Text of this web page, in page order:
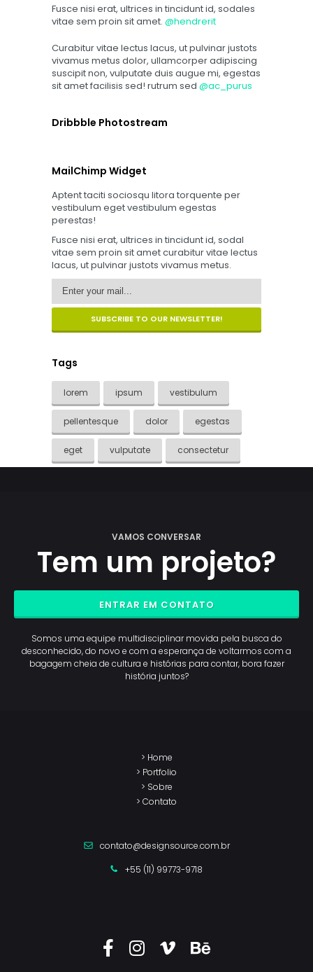
Fusce nisi erat, ultrices in tincidunt id, sodales
vitae sem proin sit amet. @hendrerit
Curabitur vitae lectus lacus, ut pulvinar justots
vivamus metus dolor, ullamcorper adipiscing
suscipit non, vulputate duis augue mi, egestas
sit amet facilisis sed! rutrum sed @ac_purus
Dribbble Photostream
MailChimp Widget
Aptent taciti sociosqu litora torquente per
vestibulum eget vestibulum egestas
perestas!
Fusce nisi erat, ultrices in tincidunt id, sodal
vitae sem proin sit amet curabitur vitae lectus
lacus, ut pulvinar justots vivamus metus.
Tags
lorem ipsum vestibulum
pellentesque dolor egestas
eget vulputate consectetur
VAMOS CONVERSAR
Tem um projeto?
ENTRAR EM CONTATO
Somos uma equipe multidisciplinar movida pela busca do
desconhecido, do novo e com a esperança de voltarmos com a
bagagem cheia de cultura e histórias para contar, bora fazer
história juntos?
> Home
> Portfolio
> Sobre
> Contato
contato@designsource.com.br
+55 (11) 99773-9718